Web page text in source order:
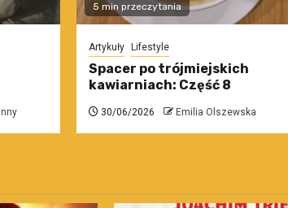
5 min przeczytania
Artykuły Lifestyle
Spacer po trójmiejskich
kawiarniach: Część 8
30/06/2026 Emilia Olszewska